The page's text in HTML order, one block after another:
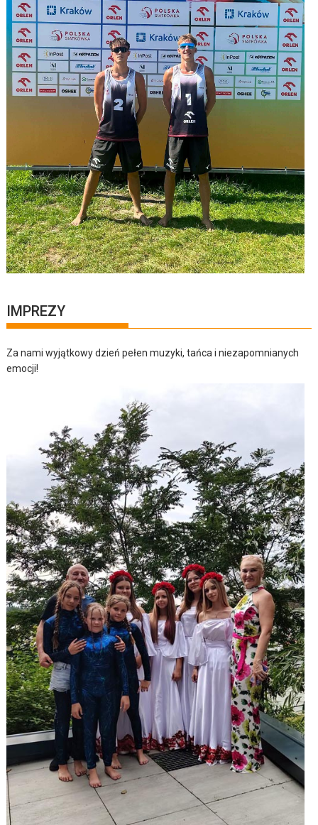
IMPREZY
Za nami wyjątkowy dzień pełen muzyki, tańca i niezapomnianych
emocji!